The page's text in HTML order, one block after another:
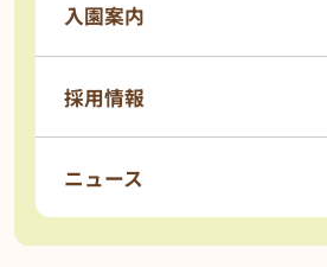
入園案内
採用情報
ニュース